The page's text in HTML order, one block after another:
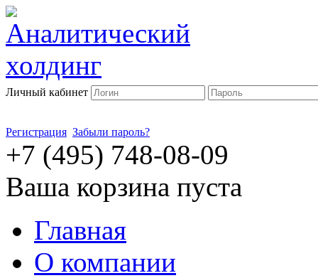
Личный кабинет
Регистрация Забыли пароль?
+7 (495) 748-08-09
Ваша корзина пуста
Главная
О компании